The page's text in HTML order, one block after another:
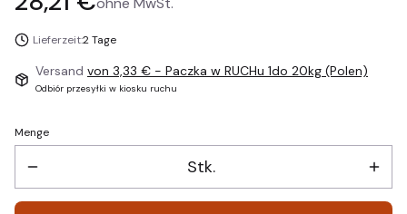
Lieferzeit:2 Tage
Versand von 3,33 € - Paczka w RUCHu 1do 20kg (Polen)
Odbiór przesyłki w kiosku ruchu
Menge
Stk.